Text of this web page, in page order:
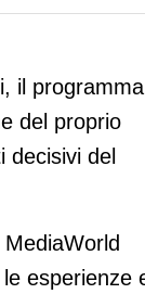
il programma
del proprio
decisivi del
esperienze